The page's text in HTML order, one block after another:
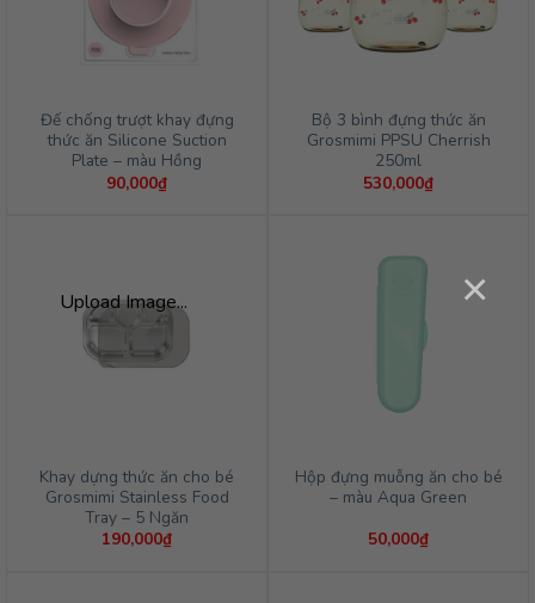
Upload Image... ×
Đế chống trượt khay đựng
thức ăn Silicone Suction
Plate – màu Hồng
90,000₫
Bộ 3 bình đựng thức ăn
Grosmimi PPSU Cherrish
250ml
530,000₫
Khay dựng thức ăn cho bé
Grosmimi Stainless Food
Tray – 5 Ngăn
190,000₫
Hộp đựng muỗng ăn cho bé
– màu Aqua Green
50,000₫